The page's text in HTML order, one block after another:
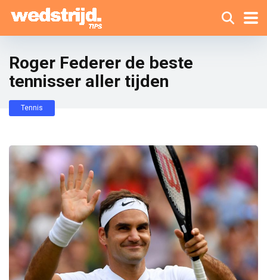
Roger Federer de beste
tennisser aller tijden
Tennis